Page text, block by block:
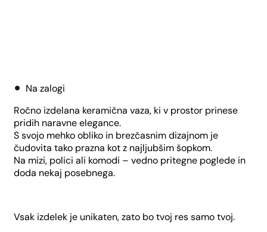
Na zalogi
Ročno izdelana keramična vaza, ki v prostor prinese
pridih naravne elegance.
S svojo mehko obliko in brezčasnim dizajnom je
čudovita tako prazna kot z najljubšim šopkom.
Na mizi, polici ali komodi – vedno pritegne poglede in
doda nekaj posebnega.
Vsak izdelek je unikaten, zato bo tvoj res samo tvoj.